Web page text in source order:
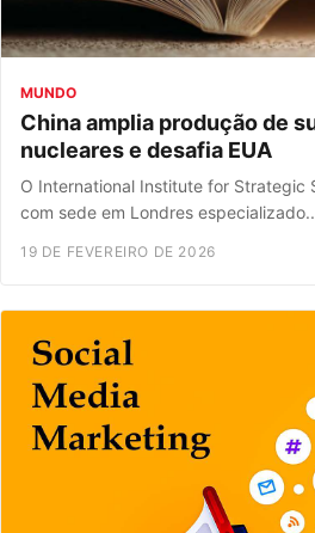
MUNDO
China amplia produção de
nucleares e desafia EUA
O International Institute for Strategic
com sede em Londres
19 DE FEVEREIRO DE 2026